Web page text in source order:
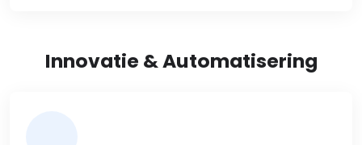
Innovatie & Automatisering